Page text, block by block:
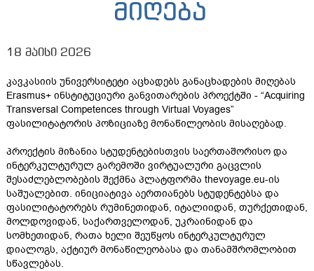
მიღება
18 მაისი 2026
კავკასიის უნივერსიტეტი აცხადებს განაცხადების მიღებას
Erasmus+ ინსტიტუციური განვითარების პროექტში - “Acquiring
Transversal Competences through Virtual Voyages”
ფასილიტატორის პოზიციაზე მონაწილეობის მისაღებად.
პროექტის მიზანია სტუდენტებისთვის საერთაშორისო და
ინტერკულტურულ გარემოში ვირტუალური გაცვლის
შესაძლებლობების შექმნა პლატფორმა thevoyage.eu-ის
საშუალებით. ინიციატივა აერთიანებს სტუდენტებსა და
ფასილიტატორებს რუმინეთიდან, იტალიიდან, თურქეთიდან,
მოლდოვიდან, საქართველოდან, უკრაინიდან და
სომხეთიდან, რათა ხელი შეუწყოს ინტერკულტურულ
დიალოგს, აქტიურ მონაწილეობასა და თანამშრომლობით
სწავლებას.